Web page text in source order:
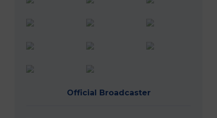
Official Broadcaster